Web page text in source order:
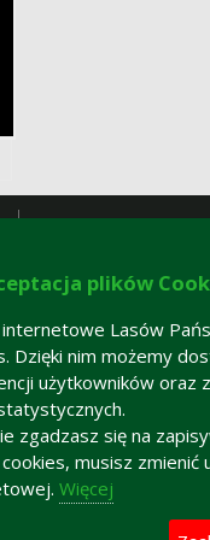
plików
Lasów
Dzięki nim możemy
użytkowników oraz
zgadzasz się na
cookies, musisz
Więcej